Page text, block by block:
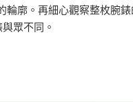
輪廓。再細心觀察整枚腕
眾不同。